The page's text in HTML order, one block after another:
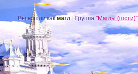
Вы вошли как магл Группа "Маглы (гости)"